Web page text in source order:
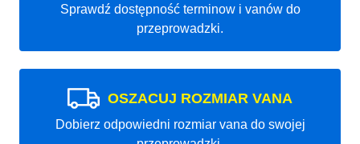
Sprawdź dostępność terminow i vanów do
przeprowadzki.
OSZACUJ ROZMIAR VANA
Dobierz odpowiedni rozmiar vana do swojej